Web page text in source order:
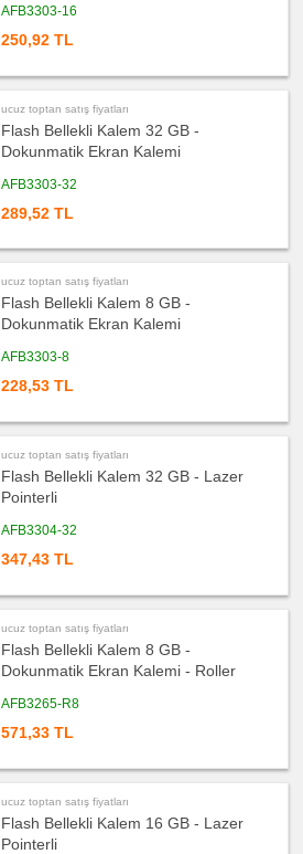
AFB3303-16
250,92 TL
ucuz toptan satış fiyatları
Flash Bellekli Kalem 32 GB -
Dokunmatik Ekran Kalemi
AFB3303-32
289,52 TL
ucuz toptan satış fiyatları
Flash Bellekli Kalem 8 GB -
Dokunmatik Ekran Kalemi
AFB3303-8
228,53 TL
ucuz toptan satış fiyatları
Flash Bellekli Kalem 32 GB - Lazer
Pointerli
AFB3304-32
347,43 TL
ucuz toptan satış fiyatları
Flash Bellekli Kalem 8 GB -
Dokunmatik Ekran Kalemi - Roller
AFB3265-R8
571,33 TL
ucuz toptan satış fiyatları
Flash Bellekli Kalem 16 GB - Lazer
Pointerli